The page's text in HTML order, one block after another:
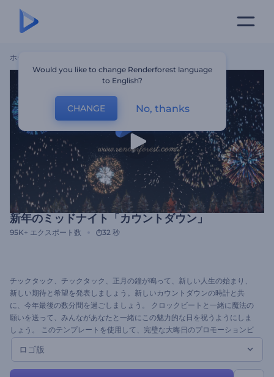
ホーム
新年のミッドナイト「カウントダウン」
95K+ エクスポート数 32 秒
チックタック、チックタック、正月の鐘が鳴って、新しい人生の始まり、
新しい期待と希望を発表しましょう。新しいカウントダウンの時計と共
に、今年最後の数分間を過ごしましょう。 クロックビートと一緒に魔法の
願いを送って、みんながあなたと一緒にこの魅力的な日を祝うようにしま
しょう。 このテンプレートを使用して、完璧な大晦日のプロモーションビ
デオ、大晦日のパーティーの予告編、会社のあいさつなどを作成します。
乾杯！
ロゴ版
Would you like to change Renderforest language
to English?
CHANGE No, thanks